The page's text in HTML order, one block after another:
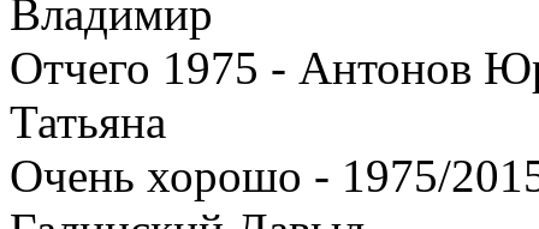
Владимир
Отчего 1975 - Антонов
Татьяна
Очень хорошо - 1975/